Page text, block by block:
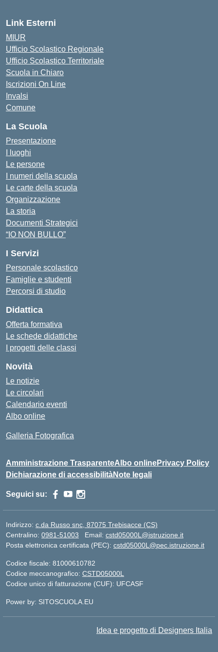
Link Esterni
MIUR
Ufficio Scolastico Regionale
Ufficio Scolastico Territoriale
Scuola in Chiaro
Iscrizioni On Line
Invalsi
Comune
La Scuola
Presentazione
I luoghi
Le persone
I numeri della scuola
Le carte della scuola
Organizzazione
La storia
Documenti Strategici
“IO NON BULLO”
I Servizi
Personale scolastico
Famiglie e studenti
Percorsi di studio
Didattica
Offerta formativa
Le schede didattiche
I progetti delle classi
Novità
Le notizie
Le circolari
Calendario eventi
Albo online
Galleria Fotografica
Amministrazione TrasparenteAlbo onlinePrivacy Policy
Dichiarazione di accessibilitàNote legali
Seguici su:
Indirizzo: c.da Russo snc, 87075 Trebisacce (CS)
Centralino: 0981-51003 Email: cstd05000L@istruzione.it
Posta elettronica certificata (PEC): cstd05000L@pec.istruzione.it
Codice fiscale: 81000610782
Codice meccanografico: CSTD05000L
Codice unico di fatturazione (CUF): UFCASF
Power by: SITOSCUOLA.EU
Idea e progetto di Designers Italia